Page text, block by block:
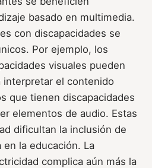
basado en multimedia.
con discapacidades se
Por ejemplo, los
visuales pueden
el contenido
que tienen discapacidades
elementos de audio. Estas
dificultan la inclusión de
la educación. La
complica aún más la